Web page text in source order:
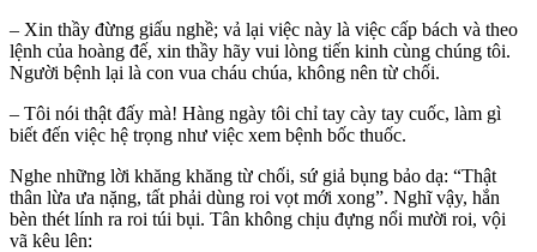
– Xin thầy đừng giấu nghề; vả lại việc này là việc cấp bách và theo
lệnh của hoàng đế, xin thầy hãy vui lòng tiến kinh cùng chúng tôi.
Người bệnh lại là con vua cháu chúa, không nên từ chối.
– Tôi nói thật đấy mà! Hàng ngày tôi chỉ tay cày tay cuốc, làm gì
biết đến việc hệ trọng như việc xem bệnh bốc thuốc.
Nghe những lời khăng khăng từ chối, sứ giả bụng bảo dạ: “Thật
thân lừa ưa nặng, tất phải dùng roi vọt mới xong”. Nghĩ vậy, hắn
bèn thét lính ra roi túi bụi. Tân không chịu đựng nổi mười roi, vội
vã kêu lên: